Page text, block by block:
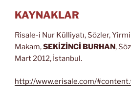
KAYNAKLAR
Risale-i Nur Külliyatı, Sözler,
Makam,SEKİZİNCİ BURHAN,
Mart 2012, İstanbul.
http://www.erisale.com/